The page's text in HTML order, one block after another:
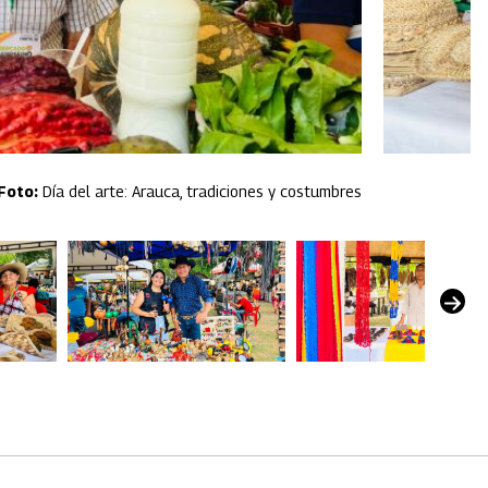
Día del arte: Arauca, tradiciones y costumbres